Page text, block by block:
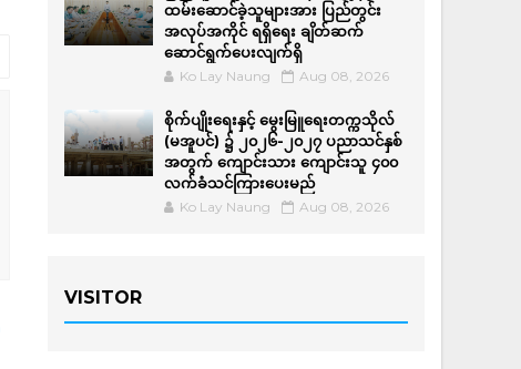
ထမ်းဆောင်ခဲ့သူများအား ပြည်တွင်း
အလုပ်အကိုင် ရရှိရေး ချိတ်ဆက်
ဆောင်ရွက်ပေးလျက်ရှိ
Ko Lay Naung Aug 08, 2026
စိုက်ပျိုးရေးနှင့် မွေးမြူရေးတက္ကသိုလ်
(မအူပင်) ၌ ၂၀၂၆-၂၀၂၇ ပညာသင်နှစ်
အတွက် ကျောင်းသား ကျောင်းသူ ၄၀၀
လက်ခံသင်ကြားပေးမည်
Ko Lay Naung Aug 08, 2026
VISITOR